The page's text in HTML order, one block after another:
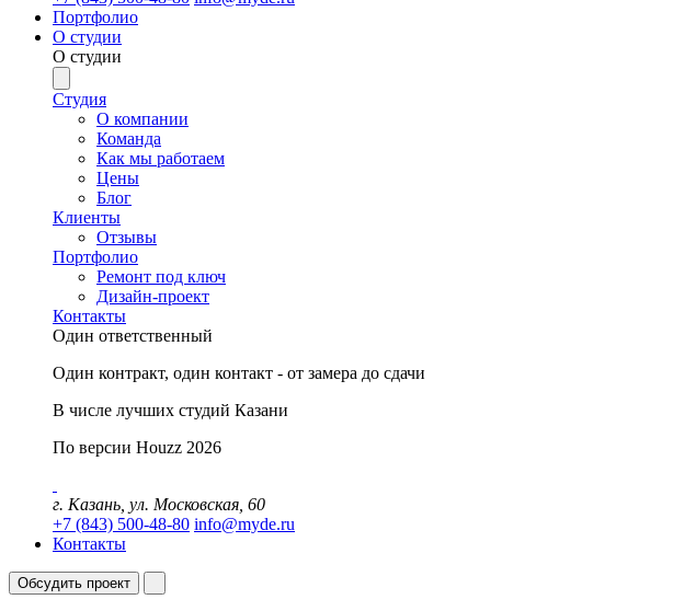
Портфолио
О студии
О студии
Студия
О компании
Команда
Как мы работаем
Цены
Блог
Клиенты
Отзывы
Портфолио
Ремонт под ключ
Дизайн-проект
Контакты
Один ответственный
Один контракт, один контакт - от замера до сдачи
В числе лучших студий Казани
По версии Houzz 2026
г. Казань, ул. Московская, 60
+7 (843) 500-48-80 info@myde.ru
Контакты
Обсудить проект